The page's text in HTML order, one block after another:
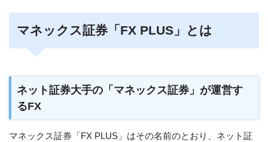
マネックス証券「FX PLUS」とは
ネット証券大手の「マネックス証券」が運営す
るFX
マネックス証券「FX PLUS」はその名前のとおり、ネット証